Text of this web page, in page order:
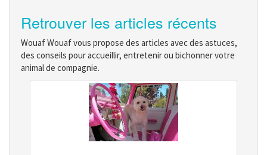
Retrouver les articles récents
Wouaf Wouaf vous propose des articles avec des astuces,
des conseils pour accueillir, entretenir ou bichonner votre
animal de compagnie.